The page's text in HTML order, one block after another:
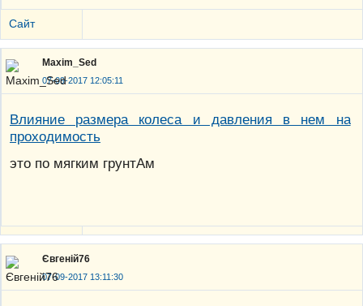
Сайт
Maxim_Sed
07-09-2017 12:05:11
Влияние размера колеса и давления в нем на
проходимость
это по мягким грунтАм
Євгеній76
07-09-2017 13:11:30